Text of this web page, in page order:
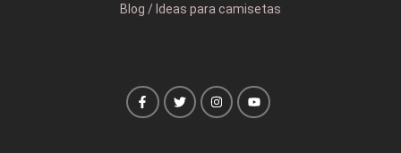
Blog / Ideas para camisetas